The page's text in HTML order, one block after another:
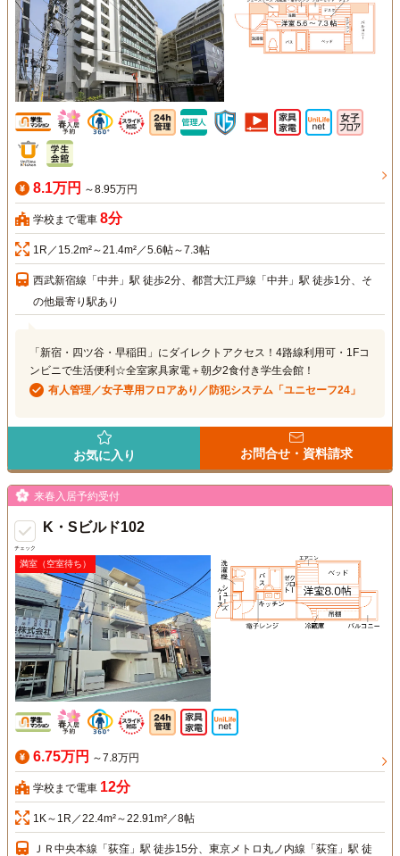
8.1万円 ～8.95万円
学校まで電車 8分
1R／15.2m²～21.4m²／5.6帖～7.3帖
西武新宿線「中井」駅 徒歩2分、都営大江戸線「中井」駅 徒歩1分、そ
の他最寄り駅あり
「新宿・四ツ谷・早稲田」にダイレクトアクセス！4路線利用可・1Fコ
ンビニで生活便利☆全室家具家電＋朝夕2食付き学生会館！
有人管理／女子専用フロアあり／防犯システム「ユニセーフ24」
お気に入り お問合せ・資料請求
チェック
来春入居予約受付
K・Sビルド102
満室（空室待ち）
6.75万円 ～7.8万円
学校まで電車 12分
1K～1R／22.4m²～22.91m²／8帖
ＪＲ中央本線「荻窪」駅 徒歩15分、東京メトロ丸ノ内線「荻窪」駅 徒